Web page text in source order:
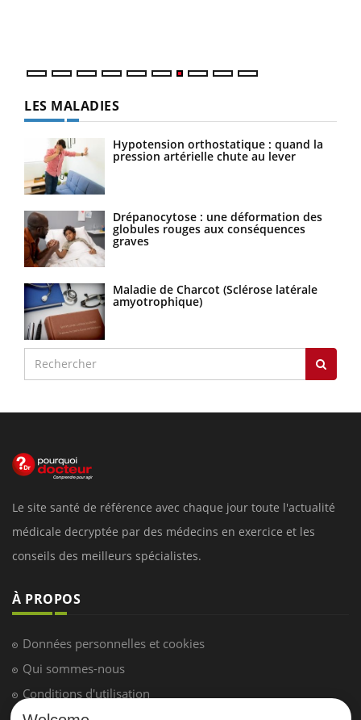
LES MALADIES
Hypotension orthostatique : quand la
pression artérielle chute au lever
Drépanocytose : une déformation des
globules rouges aux conséquences
graves
Maladie de Charcot (Sclérose latérale
amyotrophique)
Le site santé de référence avec chaque jour toute l'actualité
médicale decryptée par des médecins en exercice et les
conseils des meilleurs spécialistes.
À PROPOS
Données personnelles et cookies
Qui sommes-nous
Conditions d'utilisation